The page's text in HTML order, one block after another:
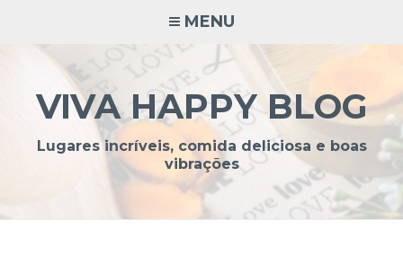
conteúdo
MENU
VIVA HAPPY BLOG
Lugares incríveis, comida deliciosa e boas
vibrações